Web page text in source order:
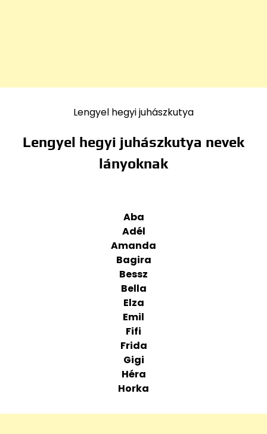
Lengyel hegyi juhászkutya
Lengyel hegyi juhászkutya nevek
lányoknak
Aba
Adél
Amanda
Bagira
Bessz
Bella
Elza
Emil
Fifi
Frida
Gigi
Héra
Horka